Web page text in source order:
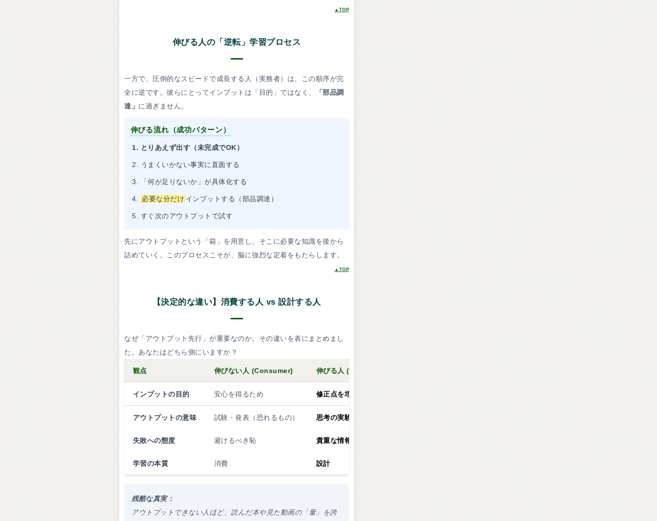
▲TOP
伸びる人の「逆転」学習プロセス
一方で、圧倒的なスピードで成長する人（実務者）は、この順序が完
全に逆です。彼らにとってインプットは「目的」ではなく、
「部品調
達」 に過ぎません。
伸びる流れ（成功パターン）
とりあえず出す（未完成でOK）
うまくいかない事実に直面する
「何が足りないか」が具体化する
必要な分だけ インプットする（部品調達）
すぐ次のアウトプットで試す
先にアウトプットという「箱」を用意し、そこに必要な知識を後から
詰めていく。このプロセスこそが、脳に強烈な定着をもたらします。
▲TOP
【決定的な違い】消費する人 vs 設計する人
なぜ「アウトプット先行」が重要なのか。その違いを表にまとめまし
た。あなたはどちら側にいますか？
観点 伸びない人 (Consumer) 伸びる人 (Creator)
インプットの目的 安心を得るため 修正点を埋めるため
アウトプットの意味 試験・発表（恐れるもの） 思考の実験（試すもの）
失敗への態度 避けるべき恥 貴重な情報源（データ）
学習の本質 消費 設計
残酷な真実：
アウトプットできない人ほど、読んだ本や見た動画の「量」を誇